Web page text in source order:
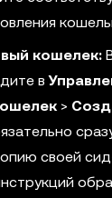
кошелек:
в
>
своей